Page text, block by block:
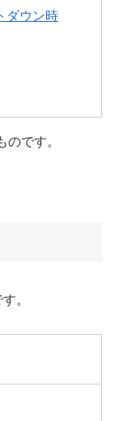
ダウン時
です。
。